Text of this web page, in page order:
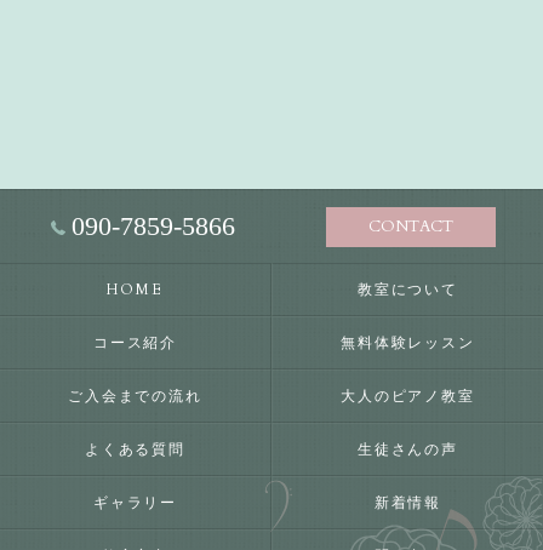
090-7859-5866 CONTACT
HOME 教室について
コース紹介 無料体験レッスン
ご入会までの流れ 大人のピアノ教室
よくある質問 生徒さんの声
ギャラリー 新着情報